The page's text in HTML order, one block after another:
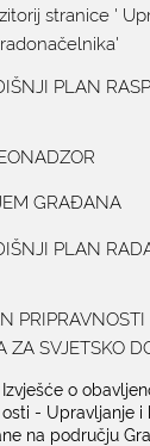
stranice '
PLAN
GRAĐANA
PLAN
ZA SVJETSKO
Izvješće o
osti - Upravljanje i
na području